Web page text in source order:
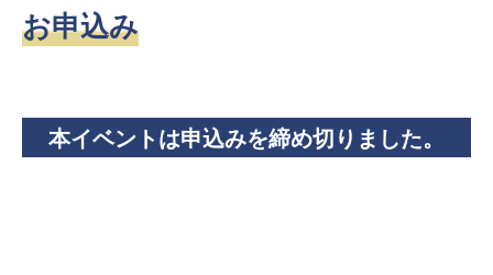
お申込み
本イベントは申込みを締め切りました。